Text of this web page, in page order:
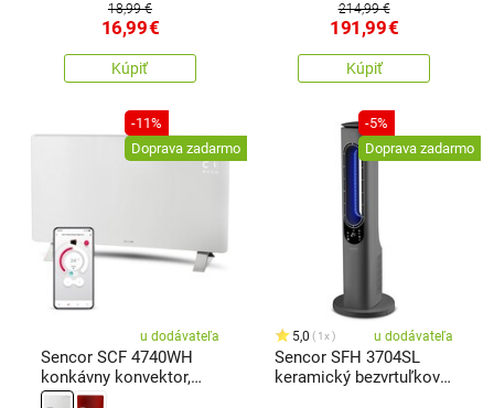
18,99 €
16,99€
Kúpiť
214,99 €
191,99€
Kúpiť
-11%
Doprava zadarmo
u dodávateľa
Sencor SCF 4740WH
konkávny konvektor,
biela
-5%
Doprava zadarmo
5,0 1x u dodávateľa
Sencor SFH 3704SL
keramický bezvrtuľkový